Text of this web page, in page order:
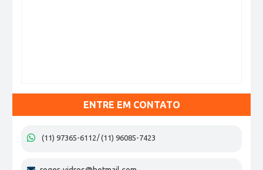
ENTRE EM CONTATO
(11) 97365-6112 (11) 96085-7423